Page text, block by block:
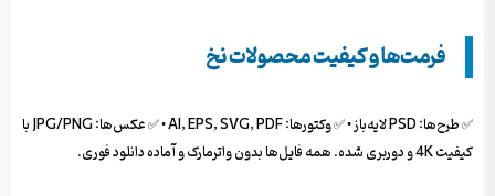
فرمت‌ها و کیفیت محصولات نخ
✅ طرح‌ها: PSD لایه‌باز • ✅ وکتورها: AI, EPS, SVG, PDF • ✅ عکس‌ها: JPG/PNG با
کیفیت 4K و دوربری شده. همه فایل‌ها بدون واترمارک و آماده دانلود فوری.